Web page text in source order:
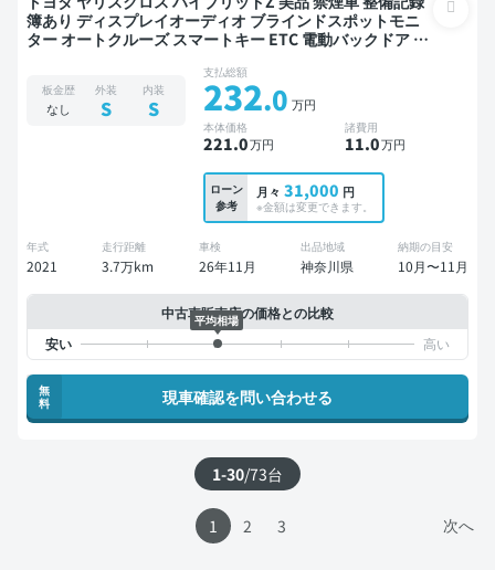
簿あり ディスプレイオーディオ ブラインドスポットモニ
ター オートクルーズ スマートキー ETC 電動バックドア バ
板金歴
なし
外装
S
内装
S
支払総額
232.0 万円
本体価格
221.0万円
諸費用
11.0万円
ローン
参考
月々 31,000 円
※金額は変更できます。
年式
2021
走行距離
3.7万km
車検
26年11月
出品地域
神奈川県
納期の目安
10月〜11月
中古車販売店の価格との比較
平均相場
無
料
現車確認を問い合わせる
1-30/73台
次へ
1 2 3